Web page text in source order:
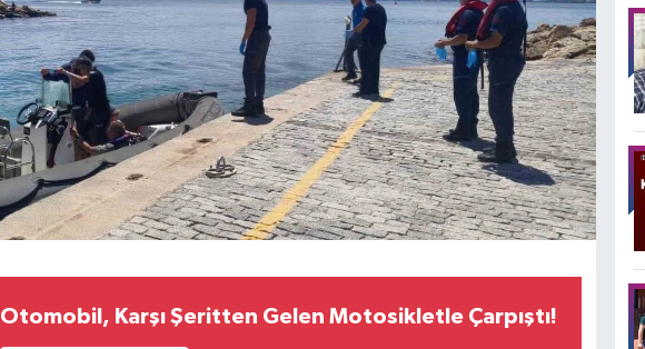
Otomobil, Karşı Şeritten Gelen Motosikletle Çarpıştı!